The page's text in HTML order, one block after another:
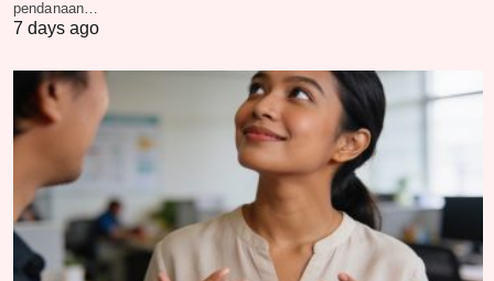
pendanaan…
7 days ago